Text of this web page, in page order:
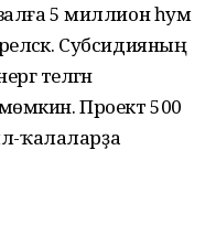
5 миллион һум
Субсидияның
теләгән
Проект 500
ҡалаларҙа